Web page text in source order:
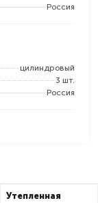
Россия
цилиндровый
3 шт.
Россия
Утепленная